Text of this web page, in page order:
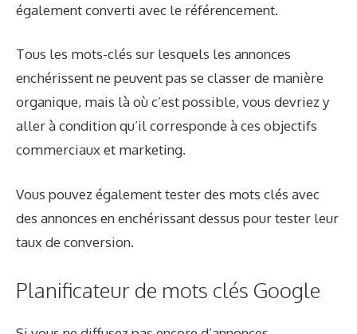
également converti avec le référencement.
Tous les mots-clés sur lesquels les annonces
enchérissent ne peuvent pas se classer de manière
organique, mais là où c’est possible, vous devriez y
aller à condition qu’il corresponde à ces objectifs
commerciaux et marketing.
Vous pouvez également tester des mots clés avec
des annonces en enchérissant dessus pour tester leur
taux de conversion.
Planificateur de mots clés Google